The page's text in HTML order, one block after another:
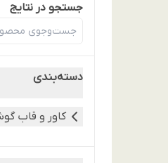
جستجو در نتایج
دسته‌بندی
کاور و قاب